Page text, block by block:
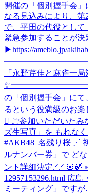
開催の「個別握手会
なる見込みにより、
で、平田の代役とし
緊急参加することが決
▶https://ameblo.jp/
━━━━━━━━━━━✨
「永野芹佳と麻雀一
の「個別握手会」にて
るという役満級のお楽
💖 ご参加いただいた
ズ生写真」を もれな
#AKB48_名残り桜 ⋰
ルナンバー券」で ど
ント詳細決定.ᐟ.ᐟ 🌸🍃
12957153296.html 広
ミーティング」です